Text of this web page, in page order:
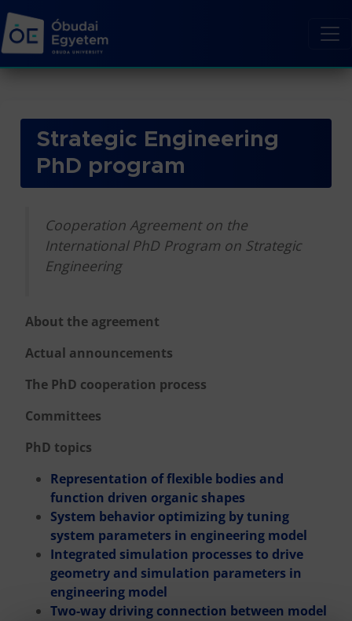
Strategic Engineering
PhD program
Cooperation Agreement on the
International PhD Program on Strategic
Engineering
About the agreement
Actual announcements
The PhD cooperation process
Committees
PhD topics
Representation of flexible bodies and
function driven organic shapes
System behavior optimizing by tuning
system parameters in engineering model
Integrated simulation processes to drive
geometry and simulation parameters in
engineering model
Two-way driving connection between model